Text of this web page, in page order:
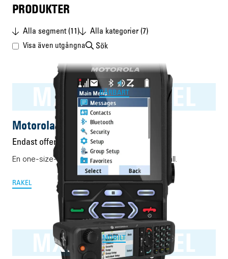
PRODUKTER
Alla segment (11) Alla kategorier (7)
Visa även utgångnaSök
MXP600 RAKEL
BÄRBART
Motorola MXP600 RAKEL
Endast offert
En one-size-fits-all Rakelmobil. Nästan i alla fall.
RAKEL
MXM600 RAKEL
MOBILT